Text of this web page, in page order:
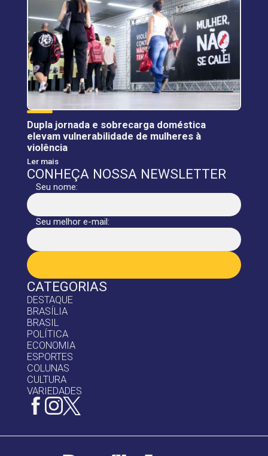
CATEGORIAS
DESTAQUE
BRASÍLIA
BRASIL
POLÍTICA
ECONOMIA
ESPORTES
COLUNAS
CULTURA
VARIEDADES
Dupla jornada e sobrecarga doméstica
elevam vulnerabilidade de mulheres à
violência
Ler mais
CONHEÇA NOSSA NEWSLETTER
Seu nome:
Seu melhor e-mail: